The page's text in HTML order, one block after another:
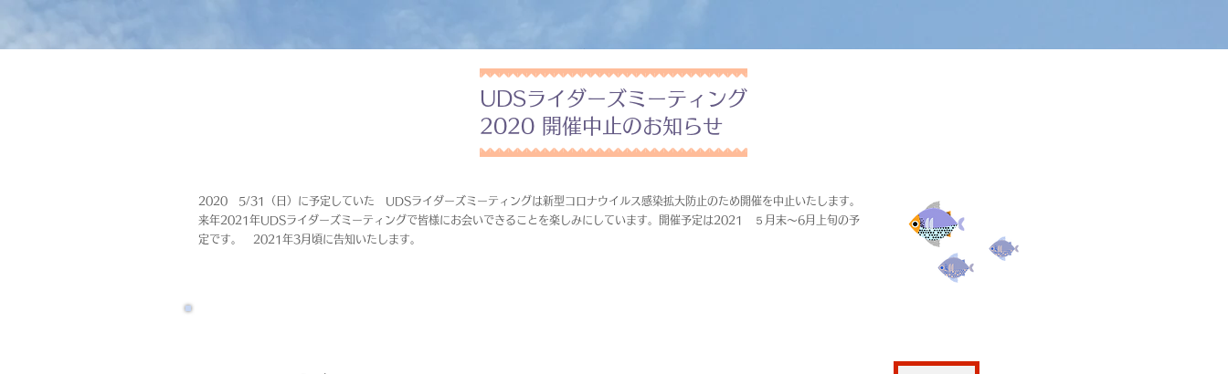
UDSライダーズミーティング
2020 開催中止のお知らせ
2020 5/31（日）に予定していた UDSライダーズミーティングは新型コロナウイルス感染拡大防止のため開催を中止いたします。
来年2021年UDSライダーズミーティングで皆様にお会いできることを楽しみにしています。開催予定は2021 ５月末～6月上旬の予
定です。 2021年3月頃に告知いたします。